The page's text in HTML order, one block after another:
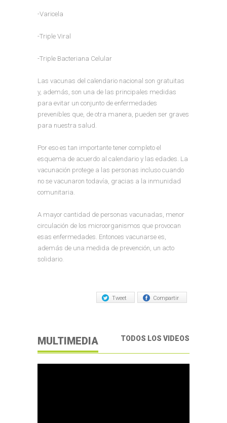
-Varicela
-Triple Viral
-Triple Bacteriana Celular
Las vacunas del calendario nacional son gratuitas
y, además, son una de las principales medidas
para evitar un conjunto de enfermedades
prevenibles que, de otra manera, pueden ser graves
para nuestra salud.
Por eso es tan importante tener completo el
esquema de acuerdo al calendario y las edades. La
vacunación protege a las personas incluso cuando
no se vacunaron todavía, gracias a la inmunidad
comunitaria.
A mayor cantidad de personas vacunadas, menor
circulación de los microorganismos que provocan
esas enfermedades. Entonces vacunarse es,
además de una medida de prevención, un acto
solidario.
Compartir
Tweet
MULTIMEDIA TODOS LOS VIDEOS